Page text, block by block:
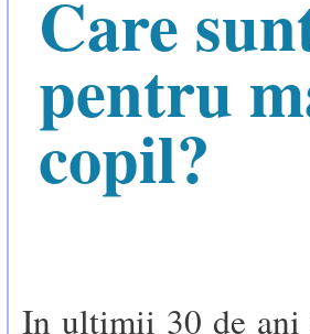
Care
pentru
copil?
In ultimii 30 de ani